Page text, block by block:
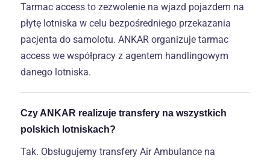
Tarmac access to zezwolenie na wjazd pojazdem na
płytę lotniska w celu bezpośredniego przekazania
pacjenta do samolotu. ANKAR organizuje tarmac
access we współpracy z agentem handlingowym
danego lotniska.
Czy ANKAR realizuje transfery na wszystkich
polskich lotniskach?
Tak. Obsługujemy transfery Air Ambulance na